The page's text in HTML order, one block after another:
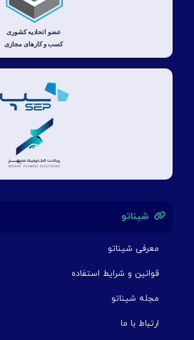
شیناتو
معرفی شیناتو
قوانین و شرایط استفاده
مجله شیناتو
ارتباط با ما